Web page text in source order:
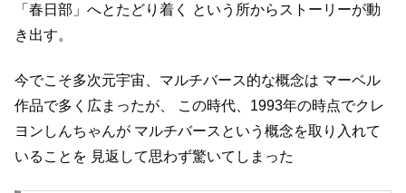
「春日部」へとたどり着く
という所からストーリーが動
き出す。
今でこそ多次元宇宙、マルチバース的な概念は マーベル
作品で多く広まったが、
この時代、1993年の時点でクレ
ヨンしんちゃんが マルチバースという概念を取り入れて
いることを 見返して思わず驚いてしまった